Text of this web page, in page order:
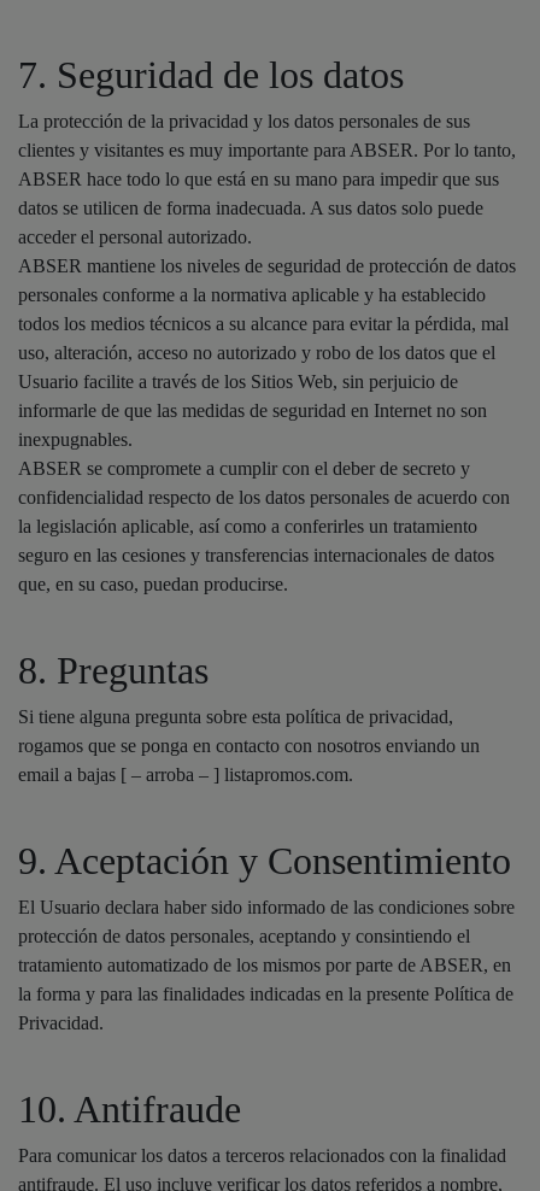
7. Seguridad de los datos
La protección de la privacidad y los datos personales de sus
clientes y visitantes es muy importante para ABSER. Por lo tanto,
ABSER hace todo lo que está en su mano para impedir que sus
datos se utilicen de forma inadecuada. A sus datos solo puede
acceder el personal autorizado.
ABSER mantiene los niveles de seguridad de protección de datos
personales conforme a la normativa aplicable y ha establecido
todos los medios técnicos a su alcance para evitar la pérdida, mal
uso, alteración, acceso no autorizado y robo de los datos que el
Usuario facilite a través de los Sitios Web, sin perjuicio de
informarle de que las medidas de seguridad en Internet no son
inexpugnables.
ABSER se compromete a cumplir con el deber de secreto y
confidencialidad respecto de los datos personales de acuerdo con
la legislación aplicable, así como a conferirles un tratamiento
seguro en las cesiones y transferencias internacionales de datos
que, en su caso, puedan producirse.
8. Preguntas
Si tiene alguna pregunta sobre esta política de privacidad,
rogamos que se ponga en contacto con nosotros enviando un
email a bajas [ – arroba – ] listapromos.com.
9. Aceptación y Consentimiento
El Usuario declara haber sido informado de las condiciones sobre
protección de datos personales, aceptando y consintiendo el
tratamiento automatizado de los mismos por parte de ABSER, en
la forma y para las finalidades indicadas en la presente Política de
Privacidad.
10. Antifraude
Para comunicar los datos a terceros relacionados con la finalidad
antifraude. El uso incluye verificar los datos referidos a nombre,